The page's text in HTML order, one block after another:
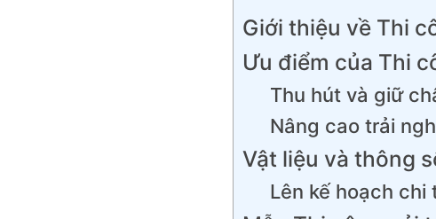
Giới thiệu về Thi
Ưu điểm của Thi
Thu hút và giữ
Nâng cao trải
Vật liệu và thông
Lên kế hoạch chi